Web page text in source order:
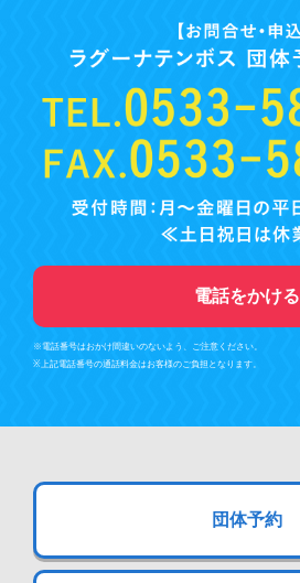
電話をかける
※電話番号はおかけ間違いのないよう、ご注意ください。
※上記電話番号の通話料金はお客様のご負担となります。
団体予約